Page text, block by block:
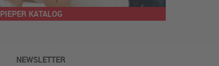
PIEPER KATALOG
NEWSLETTER